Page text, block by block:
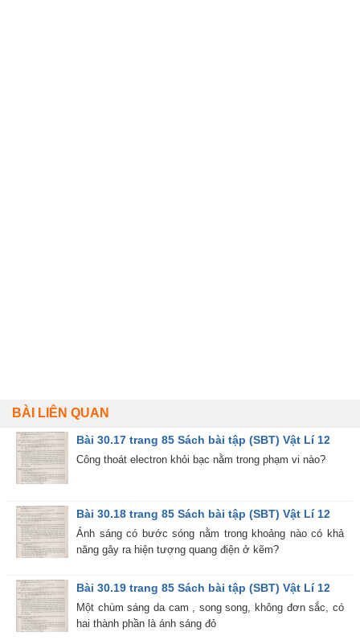
BÀI LIÊN QUAN
Bài 30.17 trang 85 Sách bài tập (SBT) Vật Lí 12
Công thoát electron khỏi bạc nằm trong phạm vi nào?
Bài 30.18 trang 85 Sách bài tập (SBT) Vật Lí 12
Ánh sáng có bước sóng nằm trong khoảng nào có khả
năng gây ra hiện tượng quang điện ở kẽm?
Bài 30.19 trang 85 Sách bài tập (SBT) Vật Lí 12
Một chùm sáng da cam , song song, không đơn sắc, có
hai thành phần là ánh sáng đỏ